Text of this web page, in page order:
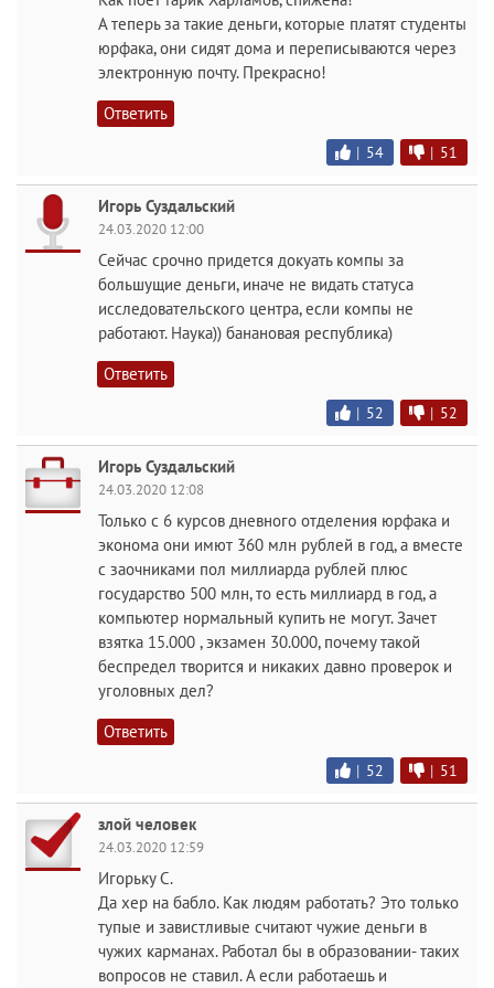
А теперь за такие деньги, которые платят студенты
юрфака, они сидят дома и переписываются через
электронную почту. Прекрасно!
Ответить
| 54 | 51
Игорь Суздальский
24.03.2020 12:00
Сейчас срочно придется докуать компы за
большущие деньги, иначе не видать статуса
исследовательского центра, если компы не
работают. Наука)) банановая республика)
Ответить
| 52 | 52
Игорь Суздальский
24.03.2020 12:08
Только с 6 курсов дневного отделения юрфака и
эконома они имют 360 млн рублей в год, а вместе
с заочниками пол миллиарда рублей плюс
государство 500 млн, то есть миллиард в год, а
компьютер нормальный купить не могут. Зачет
взятка 15.000 , экзамен 30.000, почему такой
беспредел творится и никаких давно проверок и
уголовных дел?
Ответить
| 52 | 51
злой человек
24.03.2020 12:59
Игорьку С.
Да хер на бабло. Как людям работать? Это только
тупые и завистливые считают чужие деньги в
чужих карманах. Работал бы в образовании- таких
вопросов не ставил. А если работаешь и